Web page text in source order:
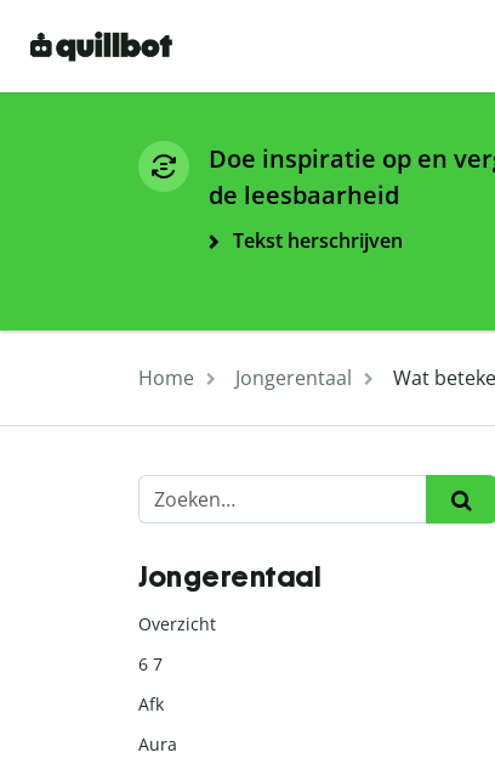
Doe inspiratie op en
de leesbaarheid
Tekst herschrijven
Home Jongerentaal Wat
Jongerentaal
Overzicht
6 7
Afk
Aura